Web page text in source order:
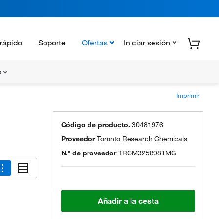
Soporte Ofertas Iniciar sesión
Imprimir
Código de producto. 30481976
ProveedorToronto Research Chemicals
N.º de proveedor TRCM3258981MG
Añadir a la cesta